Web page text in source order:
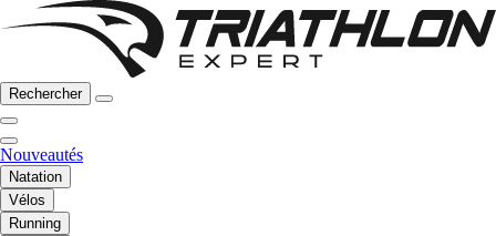
Rechercher
Nouveautés
Natation
Vélos
Running